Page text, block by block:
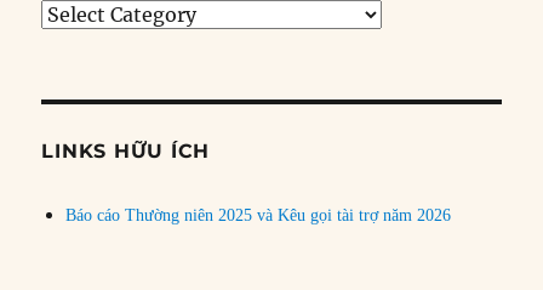
Tìm
đề
LINKS HỮU ÍCH
Báo cáo Thường niên 2025 và Kêu gọi tài trợ năm 2026